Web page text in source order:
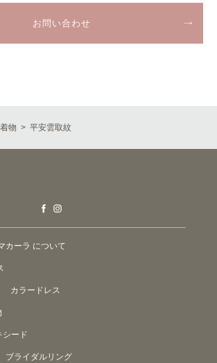
お問い合わせ
着物 > 平安雲取紋
カーラ について
カラードレス
シード
ブライダルリング